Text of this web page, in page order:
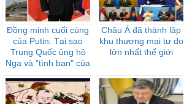
Đồng minh cuối cùng
của Putin: Tại sao
Trung Quốc ủng hộ
Nga và "tình bạn" của
nào
Châu Á đã thành lập
khu thương mại tự do
lớn nhất thế giới